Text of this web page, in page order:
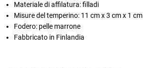
Materiale di affilatura: filladi
Misure del temperino: 11 cm x 3 cm x 1 cm
Fodero: pelle marrone
Fabbricato in Finlandia